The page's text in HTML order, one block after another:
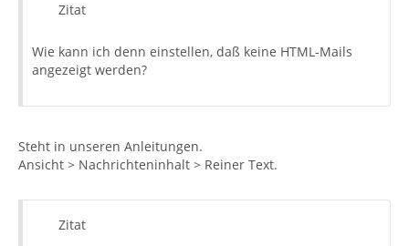
Zitat
Wie kann ich denn einstellen, daß keine HTML-Mails
angezeigt werden?
Steht in unseren Anleitungen.
Ansicht > Nachrichteninhalt > Reiner Text.
Zitat